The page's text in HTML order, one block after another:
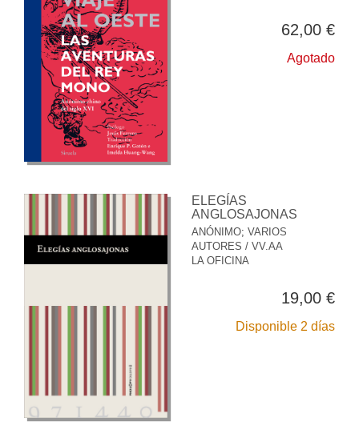
62,00 €
Agotado
ELEGÍAS
ANGLOSAJONAS
ANÓNIMO; VARIOS
AUTORES / VV.AA
LA OFICINA
19,00 €
Disponible 2 días